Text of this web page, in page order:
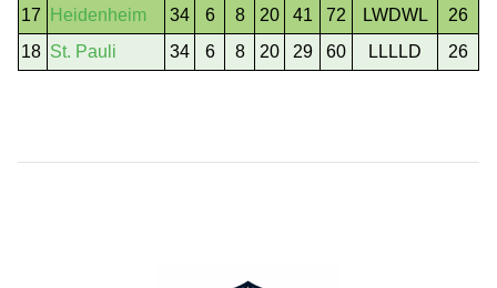
17
Heidenheim 34 6 8 20 41 72 LWDWL
26
18 St. Pauli 34 6 8 20 29 60 LLLLD 26